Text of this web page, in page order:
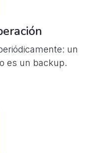
un
es un backup.